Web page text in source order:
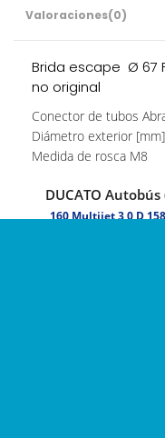
Valoraciones(0)
Brida escape Ø 67
no original
Conector de tubos
Diámetro exterior
Medida de rosca M8
DUCATO Autobús
160 Multijet 3,0 D